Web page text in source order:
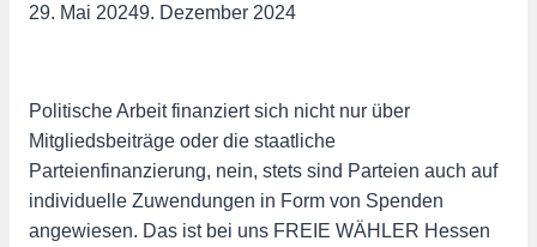
29. Mai 20249. Dezember 2024
Politische Arbeit finanziert sich nicht nur über
Mitgliedsbeiträge oder die staatliche
Parteienfinanzierung, nein, stets sind Parteien auch auf
individuelle Zuwendungen in Form von Spenden
angewiesen. Das ist bei uns FREIE WÄHLER Hessen